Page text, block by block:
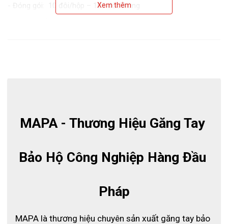
- Đóng gói: 10 đôi/hộp – 100 đôi/thùng
- Ứng dụng: Ngành cơ khí (Lắp ráp các bộ phận nhỏ, không có
Xem thêm
MAPA - Thương Hiệu Găng Tay
Bảo Hộ Công Nghiệp Hàng Đầu
Pháp
MAPA là thương hiệu chuyên sản xuất găng tay bảo